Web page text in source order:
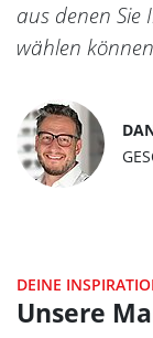
aus denen Sie
wählen
DEINE
Unsere